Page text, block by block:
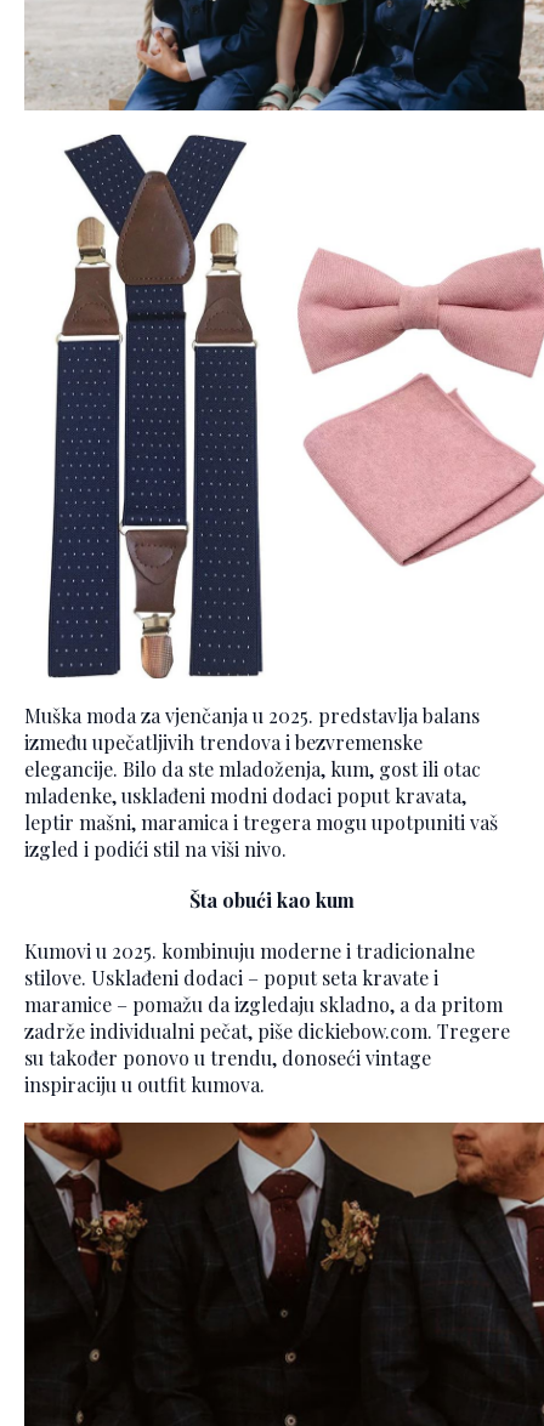
Muška moda za vjenčanja u 2025. predstavlja balans
između upečatljivih trendova i bezvremenske
elegancije. Bilo da ste mladoženja, kum, gost ili otac
mladenke, usklađeni modni dodaci poput kravata,
leptir mašni, maramica i tregera mogu upotpuniti vaš
izgled i podići stil na viši nivo.
Šta obući kao kum
Kumovi u 2025. kombinuju moderne i tradicionalne
stilove. Usklađeni dodaci – poput seta kravate i
maramice – pomažu da izgledaju skladno, a da pritom
zadrže individualni pečat, piše dickiebow.com. Tregere
su također ponovo u trendu, donoseći vintage
inspiraciju u outfit kumova.